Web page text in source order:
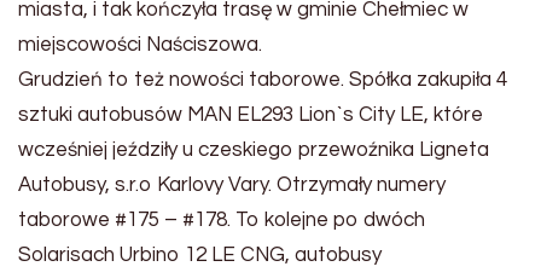
miasta, i tak kończyła trasę w gminie Chełmiec w
miejscowości Naściszowa.
Grudzień to też nowości taborowe. Spółka zakupiła 4
sztuki autobusów MAN EL293 Lion`s City LE, które
wcześniej jeździły u czeskiego przewoźnika Ligneta
Autobusy, s.r.o Karlovy Vary. Otrzymały numery
taborowe #175 – #178. To kolejne po dwóch
Solarisach Urbino 12 LE CNG, autobusy